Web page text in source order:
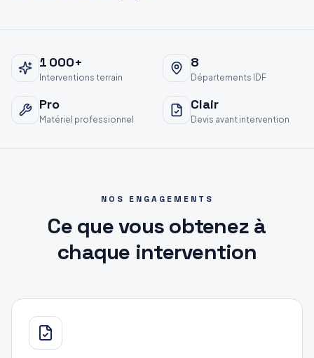
1 000+
Interventions terrain
8
Départements IDF
Pro
Matériel professionnel
Clair
Devis avant intervention
NOS ENGAGEMENTS
Ce que vous obtenez à
chaque intervention